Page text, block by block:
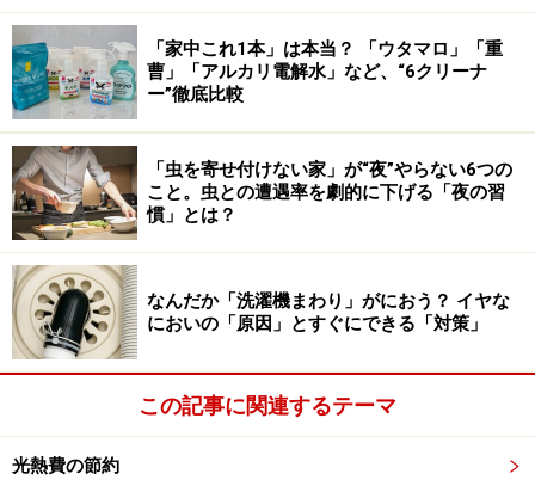
ほこりが残ったまま仕舞うと、そのほこりが固まってし
まい、次に使ったときに火災の原因になることがあるの
で注意しましょう。
お手入れが終わったら、こちらも不織布のカバーなどに
入れてから保管するようにします。カバーは100円ショ
ップでも購入可能です。
収納袋は100円ショップでも買える
加湿器のお手入れは、カルキ汚れと水気を
徹底的に取る
「家中これ1本」は本当？ 「ウタマロ」「重
曹」「アルカリ電解水」など、“6クリーナ
ー”徹底比較
「虫を寄せ付けない家」が“夜”やらない6つの
こと。虫との遭遇率を劇的に下げる「夜の習
慣」とは？
なんだか「洗濯機まわり」がにおう？ イヤな
においの「原因」とすぐにできる「対策」
この記事に関連するテーマ
光熱費の節約